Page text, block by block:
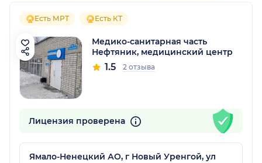
Есть МРТ Есть КТ
Медико-санитарная часть
Нефтяник, медицинский центр
1.5 2 отзыва
Лицензия проверена
Ямало-Ненецкий АО, г Новый Уренгой, ул